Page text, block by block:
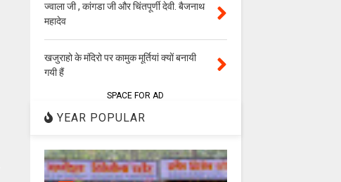
ज्वाला जी , कांगडा जी और चिंतपूर्णी देवी. बैजनाथ
महादेव
खजुराहो के मंदिरो पर कामुक मूर्तियां क्यों बनायी
गयी हैं
SPACE FOR AD
YEAR POPULAR